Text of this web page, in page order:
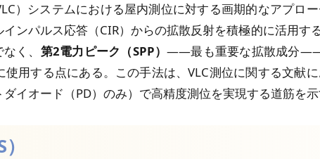
）システムにおける屋内測位に対する画期的なアプロ
ンパルス応答（CIR）からの拡散反射を積極的に活用す
く、 第2電力ピーク（SPP）——最も重要な拡散成分——
用する点にある。この手法は、VLC測位に関する文献
ダイオード（PD）のみ）で高精度測位を実現する道筋を示